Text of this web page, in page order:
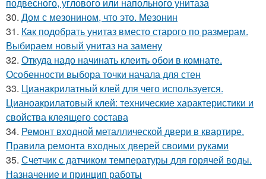
подвесного, углового или напольного унитаза
30. Дом с мезонином, что это. Мезонин
31. Как подобрать унитаз вместо старого по размерам.
Выбираем новый унитаз на замену
32. Откуда надо начинать клеить обои в комнате.
Особенности выбора точки начала для стен
33. Цианакрилатный клей для чего используется.
Цианоакрилатовый клей: технические характеристики и
свойства клеящего состава
34. Ремонт входной металлической двери в квартире.
Правила ремонта входных дверей своими руками
35. Счетчик с датчиком температуры для горячей воды.
Назначение и принцип работы